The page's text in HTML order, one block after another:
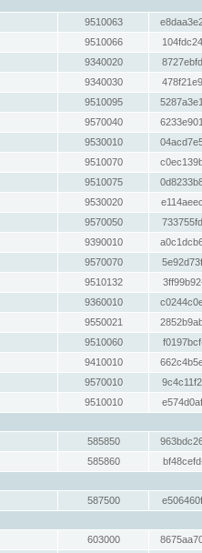
9510063
9510066
9340020
9340030
9510095
9570040
9530010
9510070
9510075
9530020
9570050
9390010
9570070
9510132
9360010
9550021
9510060
9410010
9570010
9510010
585850
585860
587500
603000